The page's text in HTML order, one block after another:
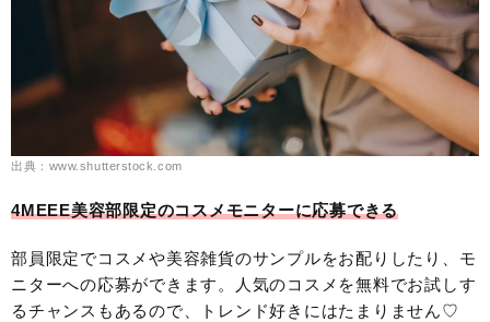
出典：www.shutterstock.com
4MEEE美容部限定のコスメモニターに応募できる
部員限定でコスメや美容雑貨のサンプルをお配りしたり、モ
ニターへの応募ができます。人気のコスメを無料でお試しす
るチャンスもあるので、トレンド好きにはたまりません♡